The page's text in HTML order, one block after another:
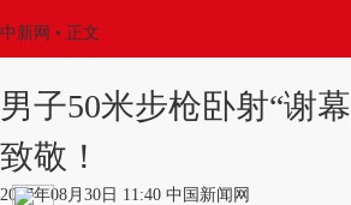
中新网 • 正文
男子50米步枪卧射“谢
致敬！
2017年08月30日 11:40 中国新闻网